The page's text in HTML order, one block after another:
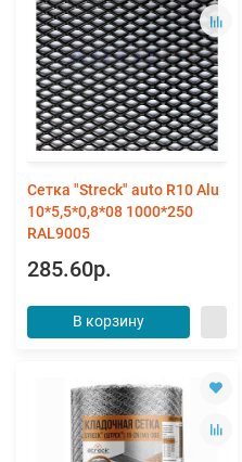
Сетка "Streck" auto R10 Alu
10*5,5*0,8*08 1000*250
RAL9005
285.60р.
В корзину